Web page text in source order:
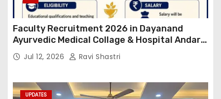
Faculty Recruitment 2026 in Dayanand
Ayurvedic Medical Collage & Hospital Andar
Road ,Siwan
Jul 12, 2026 Ravi Shastri
UPDATES